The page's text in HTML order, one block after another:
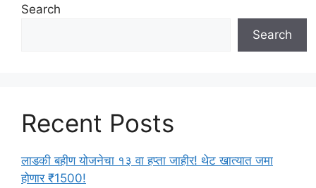
Search
Search
Recent Posts
लाडकी बहीण योजनेचा १३ वा हप्ता जाहीर! थेट खात्यात जमा
होणार ₹1500!